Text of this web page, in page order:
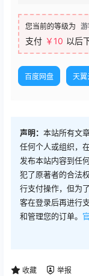
您当前的等级为
支付 ￥ 10 以后
百度网盘 天翼
声明： 本站所有文
任何个人或组织，
发布本站内容到任
犯了原著者的合法
行支付操作，但为
客在登录后再进行
和管理您的订单。
收藏 举报